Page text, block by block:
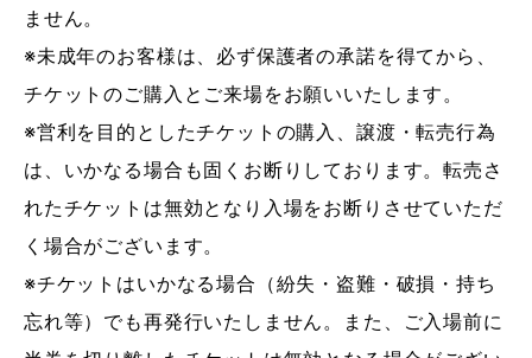
ません。
※未成年のお客様は、必ず保護者の承諾を得てから、
チケットのご購入とご来場をお願いいたします。
※営利を目的としたチケットの購入、譲渡・転売行為
は、いかなる場合も固くお断りしております。転売さ
れたチケットは無効となり入場をお断りさせていただ
く場合がございます。
※チケットはいかなる場合（紛失・盗難・破損・持ち
忘れ等）でも再発行いたしません。また、ご入場前に